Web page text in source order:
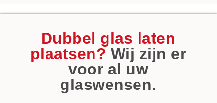
Dubbel glas laten
plaatsen? Wij zijn er
voor al uw
glaswensen.